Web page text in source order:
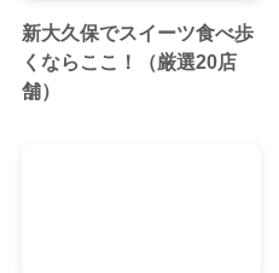
新大久保でスイーツ食べ歩
くならここ！（厳選20店
舗）